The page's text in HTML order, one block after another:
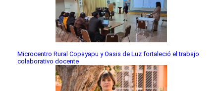
Microcentro Rural Copayapu y Oasis de Luz fortaleció el trabajo
colaborativo docente